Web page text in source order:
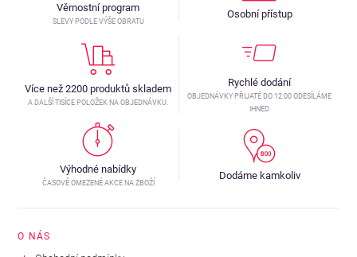
Věrnostní program
SLEVY PODLE VÝŠE OBRATU
Osobní přístup
Více než 2200 produktů skladem
A DALŠÍ TISÍCE POLOŽEK NA OBJEDNÁVKU.
Rychlé dodání
OBJEDNÁVKY PŘIJATÉ DO 12:00 ODESÍLÁME
IHNED
Výhodné nabídky
ČASOVĚ OMEZENÉ AKCE NA ZBOŽÍ
Dodáme kamkoliv
O NÁS